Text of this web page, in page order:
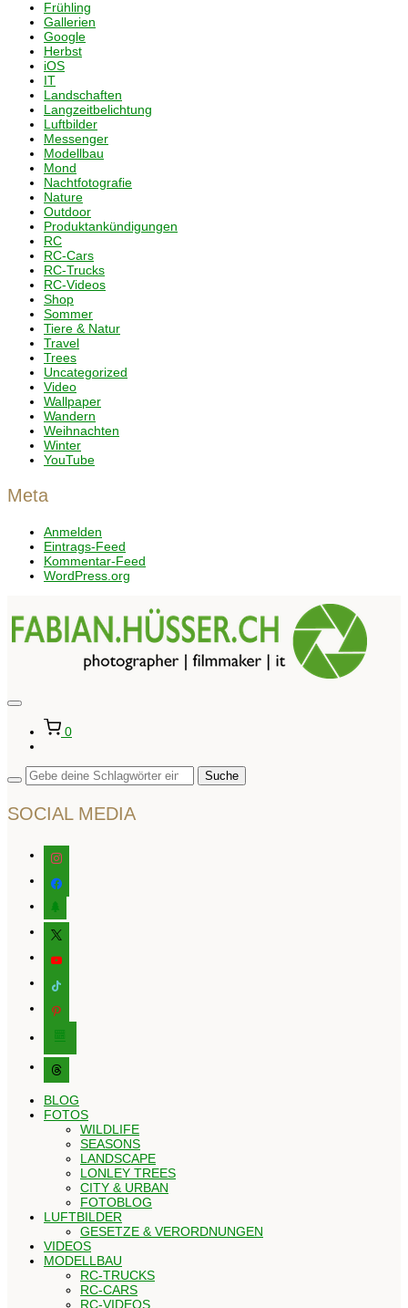
Frühling
Gallerien
Google
Herbst
iOS
IT
Landschaften
Langzeitbelichtung
Luftbilder
Messenger
Modellbau
Mond
Nachtfotografie
Nature
Outdoor
Produktankündigungen
RC
RC-Cars
RC-Trucks
RC-Videos
Shop
Sommer
Tiere & Natur
Travel
Trees
Uncategorized
Video
Wallpaper
Wandern
Weihnachten
Winter
YouTube
Meta
Anmelden
Eintrags-Feed
Kommentar-Feed
WordPress.org
Seitenleiste
Navigation
umschalten
0
SOCIAL MEDIA
instagram
facebook
tree
x
editor-
kitchensink
threads
BLOG
FOTOS
WILDLIFE
SEASONS
LANDSCAPE
LONLEY TREES
CITY & URBAN
FOTOBLOG
LUFTBILDER
GESETZE & VERORDNUNGEN
VIDEOS
MODELLBAU
RC-TRUCKS
RC-CARS
RC-VIDEOS